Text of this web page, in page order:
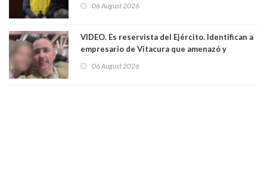
06 August 2026
VIDEO. Es reservista del Ejército. Identifican a
empresario de Vitacura que amenazó y
al "ring raja". Se trata de Andrés Arrieta y la
06 August 2026